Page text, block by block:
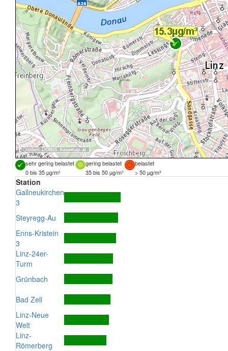
Quellen:DORIS, basemap.at
sehr gering belastet gering belastet
belastet
0 bis 35 µg/m³
35 bis 50 µg/m³ > 50 µg/m³
Station
Gallneukirchen
3
Steyregg-Au
Enns-Kristein
3
Linz-24er-
Turm
Grünbach
Bad Zell
Linz-Neue
Welt
Linz-
Römerberg